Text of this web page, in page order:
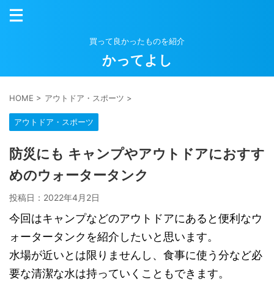
買って良かったものを紹介
かってよし
HOME > アウトドア・スポーツ >
アウトドア・スポーツ
防災にも キャンプやアウトドアにおすす
めのウォータータンク
投稿日： 2022年4月2日
今回はキャンプなどのアウトドアにあると便利なウ
ォータータンクを紹介したいと思います。
水場が近いとは限りませんし、食事に使う分など必
要な清潔な水は持っていくこともできます。